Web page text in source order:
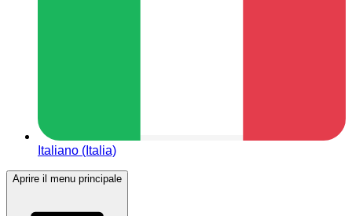
Italiano (Italia)
Aprire il menu principale